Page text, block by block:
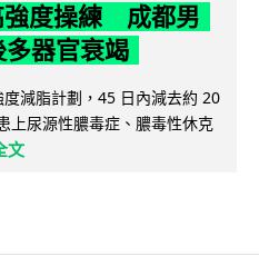
強度操練 成都男
器官衰竭
減脂計劃，45 日內減去約 20
上尿源性膿毒症、膿毒性休克
文